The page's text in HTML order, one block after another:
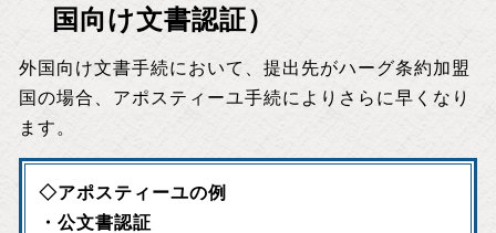
国向け文書認証）
外国向け文書手続において、提出先がハーグ条約加盟
国の場合、アポスティーユ手続によりさらに早くなり
ます。
◇アポスティーユの例
・公文書認証